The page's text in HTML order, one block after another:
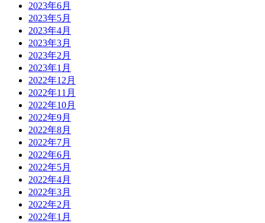
2023年6月
2023年5月
2023年4月
2023年3月
2023年2月
2023年1月
2022年12月
2022年11月
2022年10月
2022年9月
2022年8月
2022年7月
2022年6月
2022年5月
2022年4月
2022年3月
2022年2月
2022年1月